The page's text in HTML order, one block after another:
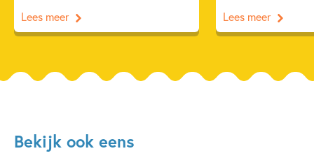
Lees meer Lees meer
Bekijk ook eens